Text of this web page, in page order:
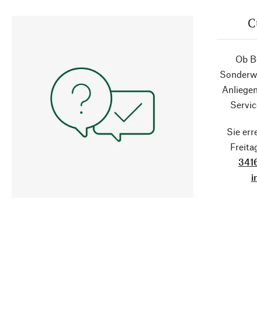
Ob
Sie